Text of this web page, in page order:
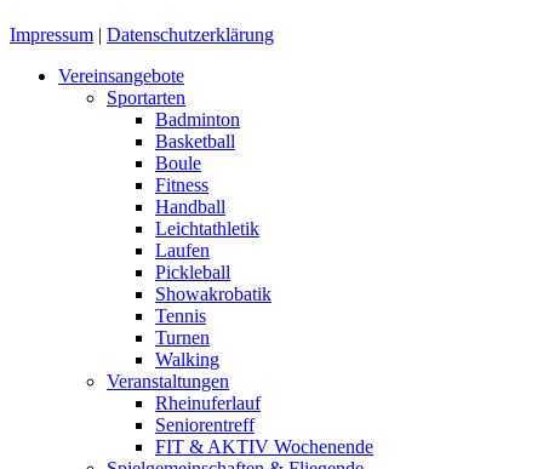
Impressum | Datenschutzerklärung
Close
Vereinsangebote
Sportarten
Badminton
Basketball
Boule
Fitness
Handball
Leichtathletik
Laufen
Pickleball
Showakrobatik
Tennis
Turnen
Walking
Veranstaltungen
Rheinuferlauf
Seniorentreff
FIT & AKTIV Wochenende